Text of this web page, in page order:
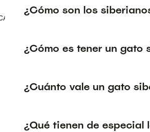
¿Cómo son los
¿Cómo es tener un gato
¿Cuánto vale un gato
¿Qué tienen de especial